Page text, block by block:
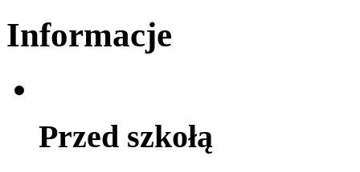
Informacje
Przed szkołą